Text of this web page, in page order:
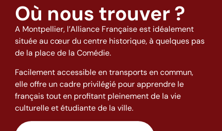
Où nous trouver ?
A Montpellier, l’Alliance Française est idéalement
située au cœur du centre historique, à quelques pas
de la place de la Comédie.
Facilement accessible en transports en commun,
elle offre un cadre privilégié pour apprendre le
français tout en profitant pleinement de la vie
culturelle et étudiante de la ville.